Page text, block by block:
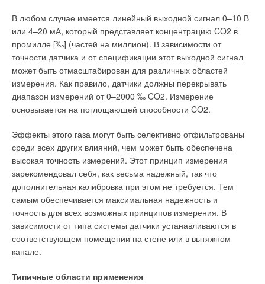
В любом случае имеется линейный выходной сигнал 0–10 В
или 4–20 мА, который представляет концентрацию CO2 в
промилле [‰] (частей на миллион). В зависимости от
точности датчика и от спецификации этот выходной сигнал
может быть отмасштабирован для различных областей
измерения. Как правило, датчики должны перекрывать
диапазон измерений от 0–2000 ‰ CO2. Измерение
основывается на поглощающей способности CO2.
Эффекты этого газа могут быть селективно отфильтрованы
среди всех других влияний, чем может быть обеспечена
высокая точность измерений. Этот принцип измерения
зарекомендовал себя, как весьма надежный, так что
дополнительная калибровка при этом не требуется. Тем
самым обеспечивается максимальная надежность и
точность для всех возможных принципов измерения. В
зависимости от типа системы датчики устанавливаются в
соответствующем помещении на стене или в вытяжном
канале.
Типичные области применения
энергоэффективность в числе пяти ключевых факторов
модернизации отечественной экономики. А в Указе №889 от
4 июня 2008 г.
«О некоторых мерах по повышению энергетической и
экологической эффективности российской экономики»
поставлена конкретная цель — сократить энергоемкость
отечественной экономики к 2020 г. на 40 %. Столь
шести проектов по энергосбережению, принятых на
совместном заседании Комиссии по модернизации и
технологическому развитию экономики России и президиума
президентского Совета по науке, технологиям и
образованию (табл. 1).
Претворение проектов в жизнь уже достаточно активно
осуществляется как в центральных регионах РФ, так и на
периферии (например, такие проекты уже реализуются в
городах Тюмень и Апатиты). Но и без указаний «сверху»
повышения энергоэффективности развитие городского и
→
Ресурсные тестирования электромагнитных клапанов
Danfoss
ЖУРНАЛ СОК ДЕКАБРЬ 2020
→ Частотное регулирование от А до Я
ЖУРНАЛ СОК ДЕКАБРЬ 2020
→
Надёжные решения Danfoss для эффективного
пожаротушения тонкораспыленной водой
ЖУРНАЛ СОК ИЮЛЬ 2020
→
О целесообразности индивидуального учёта тепла в
→
DanfossCAD: новые возможности привычного
инструмента
ЖУРНАЛ СОК АПРЕЛЬ 2020
Уведомления отключены
Комментарии
В этой теме еще нет комментариев